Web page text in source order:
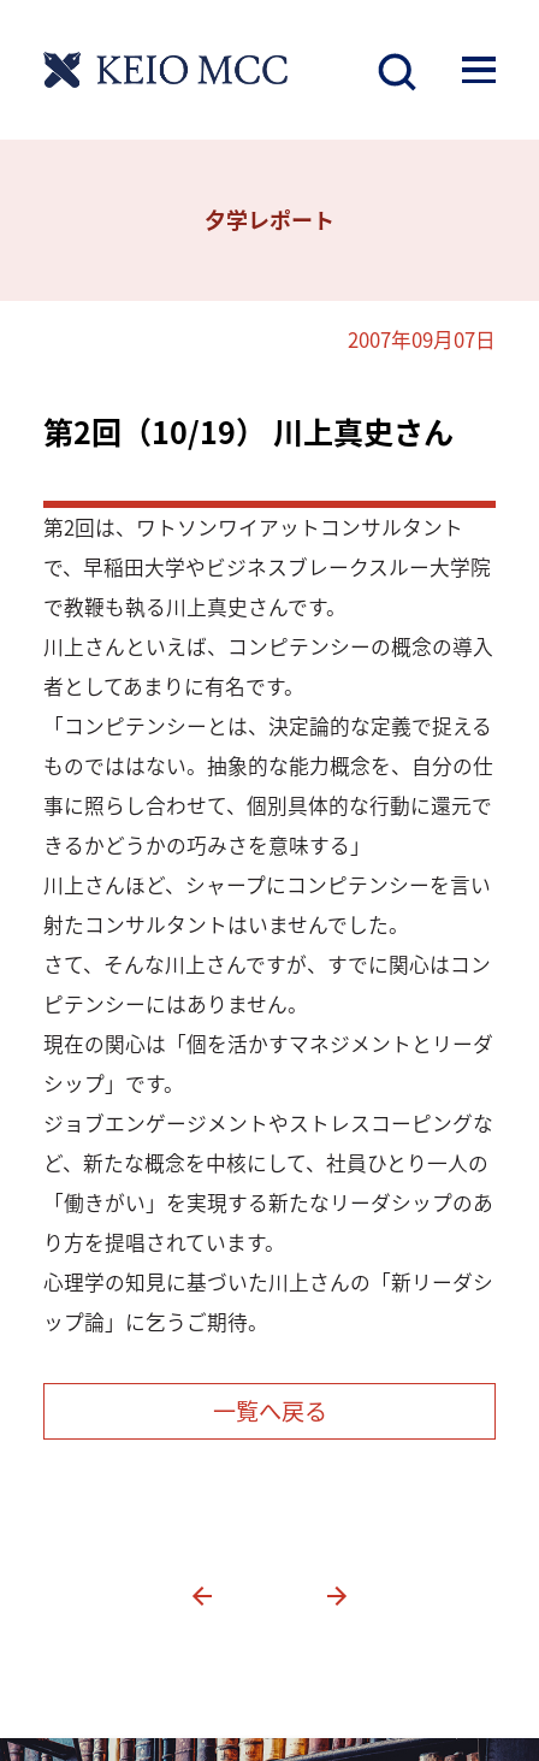
夕学レポート
2007年09月07日
第2回（10/19） 川上真史さん
第2回は、ワトソンワイアットコンサルタント
で、早稲田大学やビジネスブレークスルー大学院
で教鞭も執る川上真史さんです。
川上さんといえば、コンピテンシーの概念の導入
者としてあまりに有名です。
「コンピテンシーとは、決定論的な定義で捉える
ものでははない。抽象的な能力概念を、自分の仕
事に照らし合わせて、個別具体的な行動に還元で
きるかどうかの巧みさを意味する」
川上さんほど、シャープにコンピテンシーを言い
射たコンサルタントはいませんでした。
さて、そんな川上さんですが、すでに関心はコン
ピテンシーにはありません。
現在の関心は「個を活かすマネジメントとリーダ
シップ」です。
ジョブエンゲージメントやストレスコーピングな
ど、新たな概念を中核にして、社員ひとり一人の
「働きがい」を実現する新たなリーダシップのあ
り方を提唱されています。
心理学の知見に基づいた川上さんの「新リーダシ
ップ論」に乞うご期待。
一覧へ戻る